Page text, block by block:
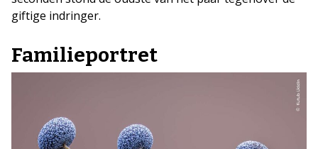
giftige indringer.
Familieportret